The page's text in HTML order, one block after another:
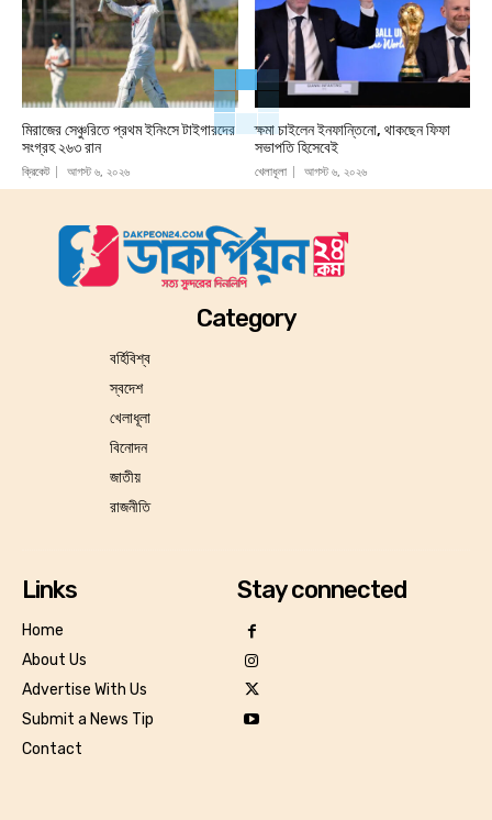
মিরাজের সেঞ্চুরিতে প্রথম ইনিংসে টাইগারদের
সংগ্রহ ২৬৩ রান
ক্রিকেট আগস্ট ৬, ২০২৬
ক্ষমা চাইলেন ইনফান্তিনো, থাকছেন ফিফা
সভাপতি হিসেবেই
খেলাধূলা আগস্ট ৬, ২০২৬
Category
বর্হিবিশ্ব
স্বদেশ
খেলাধূলা
বিনোদন
জাতীয়
রাজনীতি
Links
Home
About Us
Advertise With Us
Submit a News Tip
Contact
Stay connected